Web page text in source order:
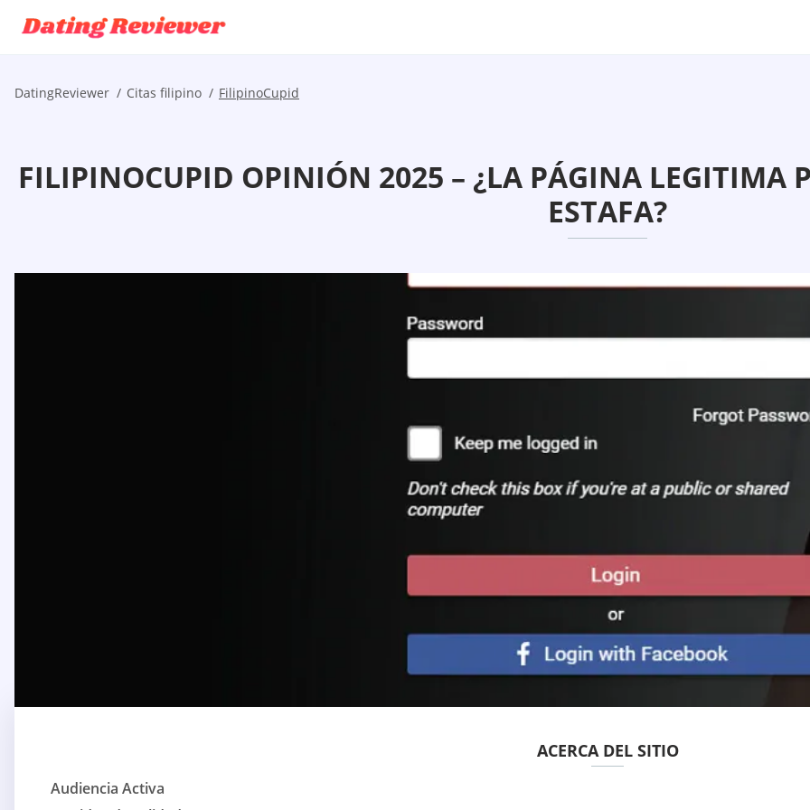
DatingReviewer Citas filipino FilipinoCupid
FILIPINOCUPID OPINIÓN 2025 – ¿LA PÁGINA LEGITIMA
ESTAFA?
ACERCA DEL SITIO
Audiencia Activa